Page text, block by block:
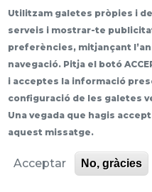
Utilitzam galetes pròpies i
serveis i mostrar-te
preferències, mitjançant
navegació. Pitja el botó
i acceptes la informació
configuració de les galetes
Una vegada que hagis
aquest missatge.
Acceptar No, gràcies